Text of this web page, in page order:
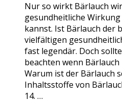
Nur so wirkt Bärlauch
gesundheitliche
kannst. Ist Bärlauch der
vielfältigen
fast legendär. Doch
beachten wenn
Warum ist der Bärlauch
Inhaltsstoffe von
14. …